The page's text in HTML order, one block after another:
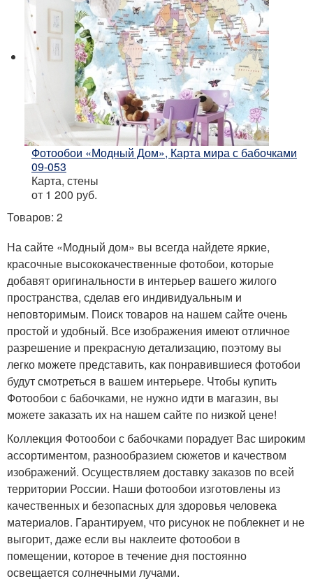
Фотообои «Модный Дом», Карта мира с бабочками
09-053
Карта, стены
от 1 200 руб.
Товаров: 2
На сайте «Модный дом» вы всегда найдете яркие,
красочные высококачественные фотобои, которые
добавят оригинальности в интерьер вашего жилого
пространства, сделав его индивидуальным и
неповторимым. Поиск товаров на нашем сайте очень
простой и удобный. Все изображения имеют отличное
разрешение и прекрасную детализацию, поэтому вы
легко можете представить, как понравившиеся фотобои
будут смотреться в вашем интерьере. Чтобы купить
Фотообои с бабочками, не нужно идти в магазин, вы
можете заказать их на нашем сайте по низкой цене!
Коллекция Фотообои с бабочками порадует Вас широким
ассортиментом, разнообразием сюжетов и качеством
изображений. Осуществляем доставку заказов по всей
территории России. Наши фотообои изготовлены из
качественных и безопасных для здоровья человека
материалов. Гарантируем, что рисунок не поблекнет и не
выгорит, даже если вы наклеите фотообои в
помещении, которое в течение дня постоянно
освещается солнечными лучами.